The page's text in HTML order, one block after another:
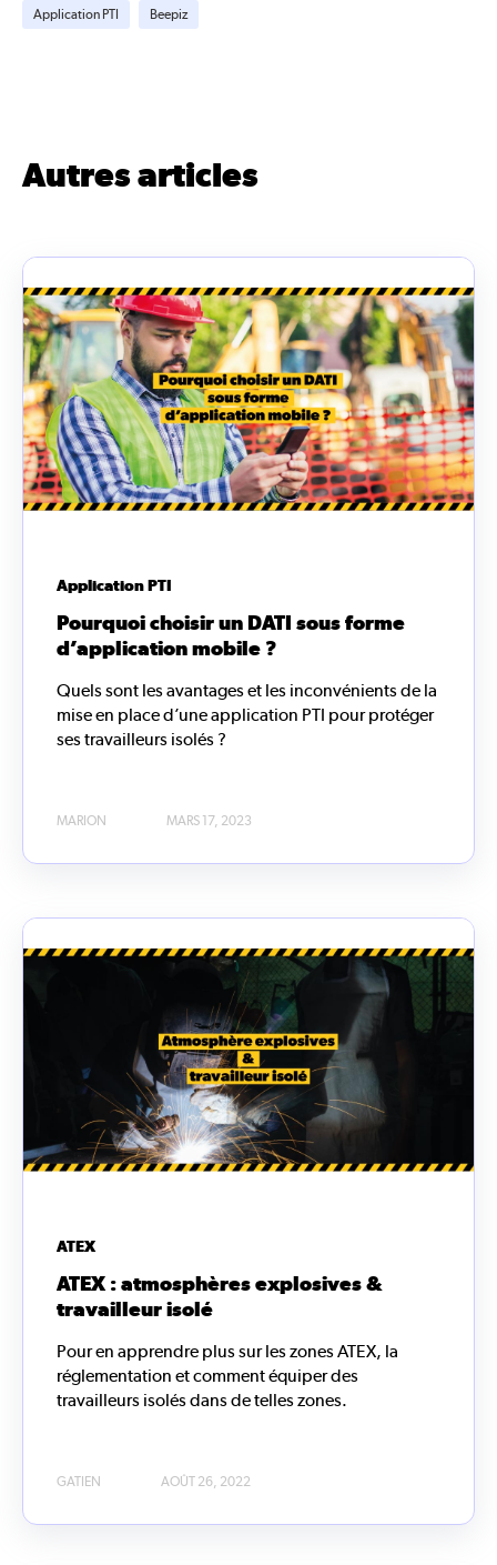
Application PTI Beepiz
Autres articles
Application PTI
Pourquoi choisir un DATI sous forme
d’application mobile ?
Quels sont les avantages et les inconvénients de la
mise en place d’une application PTI pour protéger
ses travailleurs isolés ?
MARION MARS 17, 2023
ATEX
ATEX : atmosphères explosives &
travailleur isolé
Pour en apprendre plus sur les zones ATEX, la
réglementation et comment équiper des
travailleurs isolés dans de telles zones.
GATIEN AOÛT 26, 2022